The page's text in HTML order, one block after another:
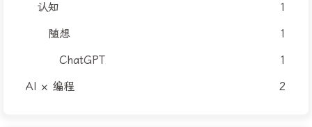
认知
1
随想
1
ChatGPT
1
AI × 编程
2